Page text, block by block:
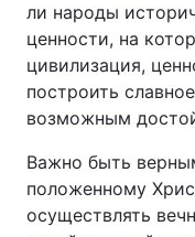
ли народы
ценности, на
цивилизация,
построить
возможным
Важно быть
положенному
осуществлять